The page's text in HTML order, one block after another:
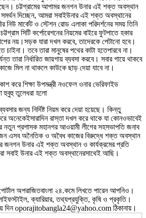
চট্টগ্রামের আপামর জনগন উনার এই শক্ত অবস্থান
সমর্থন দিচ্ছেন, আমরা সবাইউনার এই শক্ত অবস্থানের
নিউ মার্কেট ও স্টেশন রোড এলাকা পরিদর্শনের সময় তিনি
চট্টগ্রাম সিটি কর্পোরেশনের নিয়মের বাইরে ফুটপাতে হকার
নয়। সড়ক যারা দখল করবে,তাদেরকে পেটানো হবে।
চাইনা। তবে তারা মানুষের পথের কাটা হতেপারবে না।
তারা নির্ধারিত জায়গায় ব্যবসা করবে। সবার গায়ে থাকবে
মিল না থাকলে কাউকে ছাড় দেয়া যাবে না।
করে শিক্ষা উপমন্ত্রী নওফেলওনার ভেরিফাইড
হুবুহু তুলেধরা হলো
জন্য নির্দিষ্ট নিয়ম করে দেয়া হয়েছে। কিন্তু
অনেকেইসারাদিন রাস্তা দখল করে থাকে যা কোনওভাবেই
নতুন প্রশাসক মহানগর আওয়ামী লীগের সহসভাপতি জনাব
এসব অনৈতিক ও অবৈধ কাজের বিরুদ্ধে শক্ত অবস্থান
জনগন উনার এই শক্ত অবস্থান ও কার্যক্রমের প্রতি
সবাই উনার এই শক্ত অবস্থানেরসাথেই আছি।
অপরাজিতবাংলা ২৪.কমে লিখতে পারেন আপনিও।
ক্যারিয়ার, তথ্যপ্রযুক্তি, কৃষি ও প্রকৃতি।
দিন oporajitobangla24@yahoo.com ঠিকানায়।